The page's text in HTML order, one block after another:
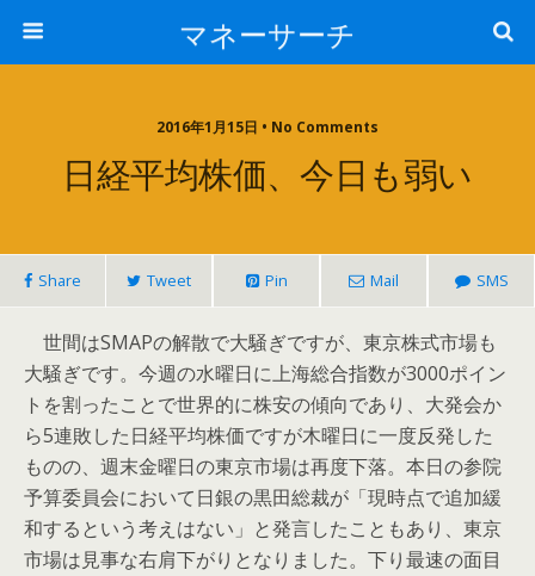
マネーサーチ
2016年1月15日 • No Comments
日経平均株価、今日も弱い
Share Tweet Pin Mail SMS
世間はSMAPの解散で大騒ぎですが、東京株式市場も
大騒ぎです。今週の水曜日に上海総合指数が3000ポイン
トを割ったことで世界的に株安の傾向であり、大発会か
ら5連敗した日経平均株価ですが木曜日に一度反発した
ものの、週末金曜日の東京市場は再度下落。本日の参院
予算委員会において日銀の黒田総裁が「現時点で追加緩
和するという考えはない」と発言したこともあり、東京
市場は見事な右肩下がりとなりました。下り最速の面目